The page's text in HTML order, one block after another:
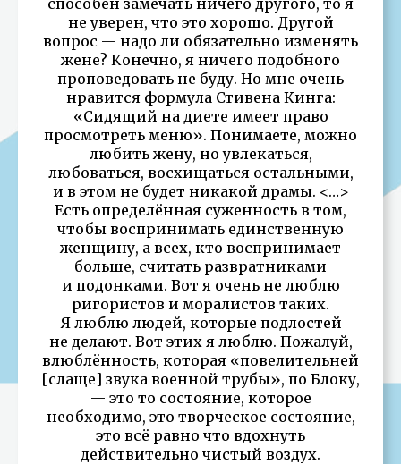
не уверен, что это хорошо. Другой
вопрос — надо ли обязательно изменять
жене? Конечно, я ничего подобного
проповедовать не буду. Но мне очень
нравится формула Стивена Кинга:
«Сидящий на диете имеет право
просмотреть меню». Понимаете, можно
любить жену, но увлекаться,
любоваться, восхищаться остальными,
и в этом не будет никакой драмы. <…>
Есть определённая суженность в том,
чтобы воспринимать единственную
женщину, а всех, кто воспринимает
больше, считать развратниками
и подонками. Вот я очень не люблю
ригористов и моралистов таких.
Я люблю людей, которые подлостей
не делают. Вот этих я люблю. Пожалуй,
влюблённость, которая «повелительней
[слаще] звука военной трубы», по Блоку,
— это то состояние, которое
необходимо, это творческое состояние,
это всё равно что вдохнуть
действительно чистый воздух.